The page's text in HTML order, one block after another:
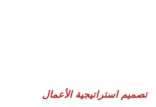
تصميم استراتيجية الأعمال